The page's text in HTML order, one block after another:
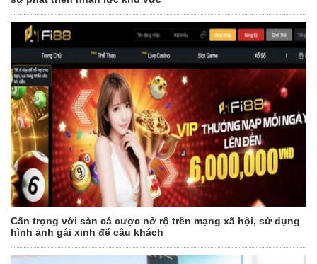
Cẩn trọng với sàn cá cược nở rộ trên mạng xã hội, sử dụng
hình ảnh gái xinh để câu khách